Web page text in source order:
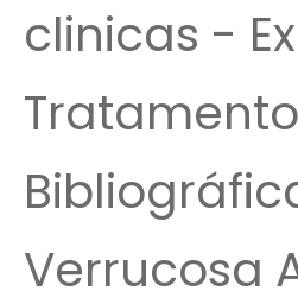
clinicas -
Verrucosa